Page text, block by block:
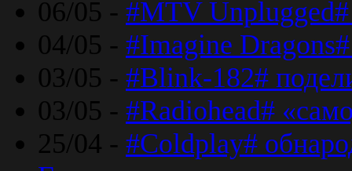
06/05 - #MTV Unplugged#
04/05 - #Imagine
03/05 - #Blink-182#
03/05 - #Radiohead#
25/04 - #Coldplay#